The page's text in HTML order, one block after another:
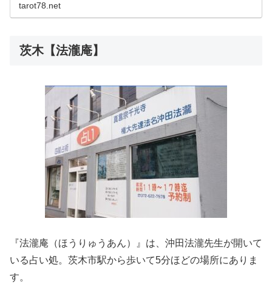
tarot78.net
茨木【法瀧庵】
『法瀧庵（ほうりゅうあん）』は、沖田法瀧先生が開いて
いる占い処。茨木市駅から歩いて5分ほどの場所にありま
す。